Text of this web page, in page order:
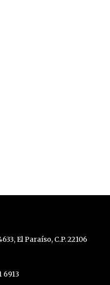
El Paraíso, C.P. 22106
6913